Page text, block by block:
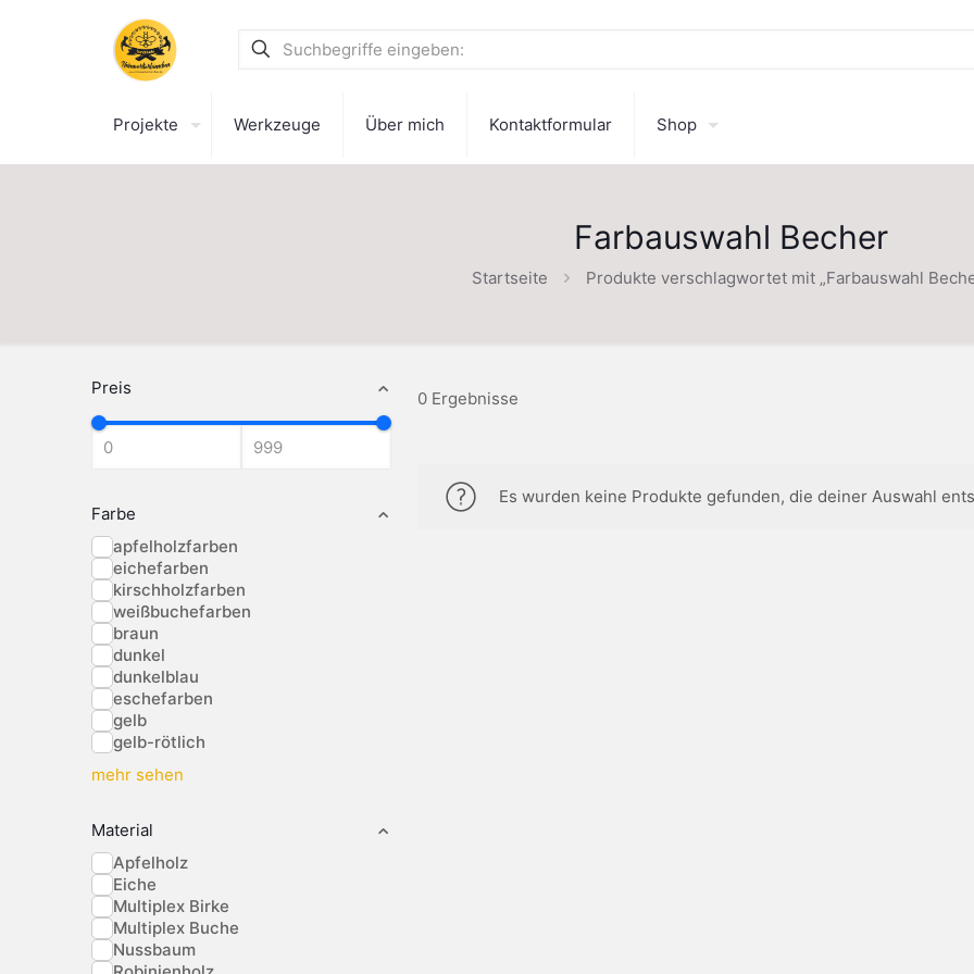
Projekte Werkzeuge Über mich Kontaktformular Shop
Farbauswahl Becher
Startseite Produkte verschlagwortet mit „Farbauswahl
Preis
Farbe
apfelholzfarben
eichefarben
kirschholzfarben
weißbuchefarben
braun
dunkel
dunkelblau
eschefarben
gelb
gelb-rötlich
mehr sehen
Material
Apfelholz
Eiche
Multiplex Birke
Multiplex Buche
Nussbaum
0 Ergebnisse
Es wurden keine Produkte gefunden, die deiner Auswahl